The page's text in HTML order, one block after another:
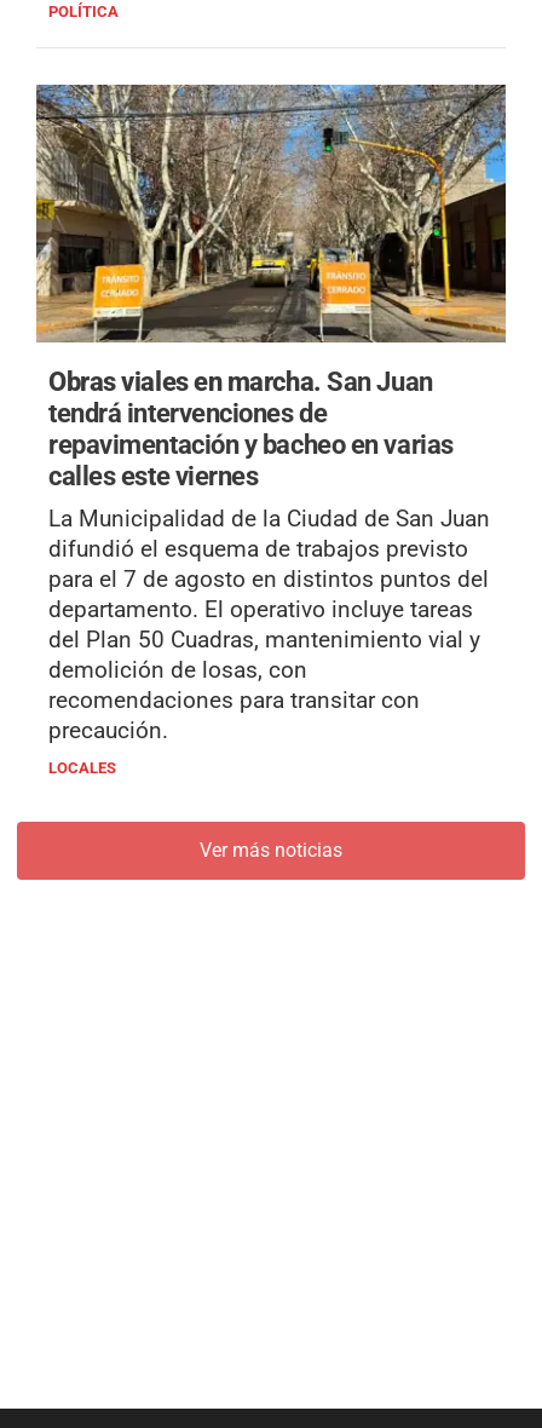
POLÍTICA
Obras viales en marcha.San Juan
tendrá intervenciones de
repavimentación y bacheo en varias
calles este viernes
La Municipalidad de la Ciudad de San Juan
difundió el esquema de trabajos previsto
para el 7 de agosto en distintos puntos del
departamento. El operativo incluye tareas
del Plan 50 Cuadras, mantenimiento vial y
demolición de losas, con
recomendaciones para transitar con
precaución.
LOCALES
Ver más noticias